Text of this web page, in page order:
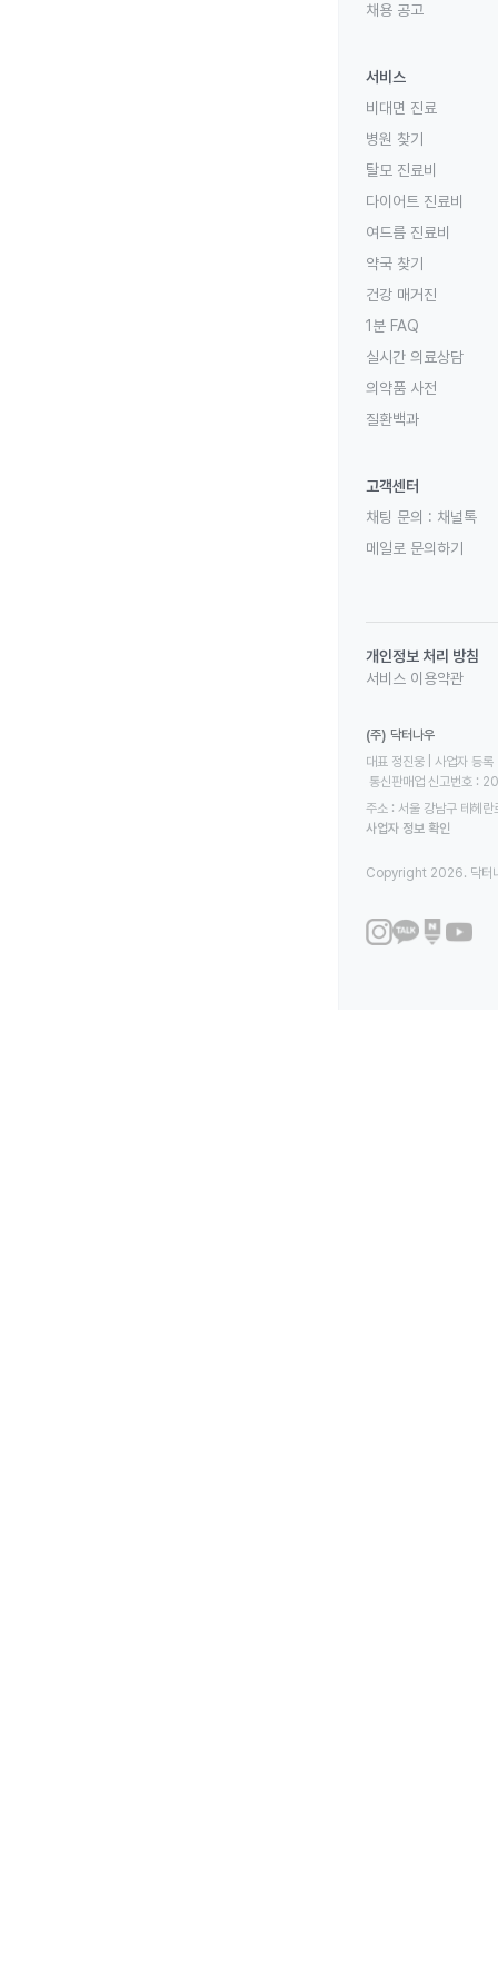
채용 공고
서비스
비대면 진료
병원 찾기
탈모 진료비
다이어트 진료비
여드름 진료비
약국 찾기
건강 매거진
1분 FAQ
실시간 의료상담
의약품 사전
질환백과
고객센터
채팅 문의 : 채널톡
메일로 문의하기
개인정보 처리 방침
서비스 이용약관
(주) 닥터나우
대표 정진웅 | 사업자
통신판매업 신고번호
주소 : 서울 강남구 테헤
사업자 정보 확인
Copyright 2026. 닥터